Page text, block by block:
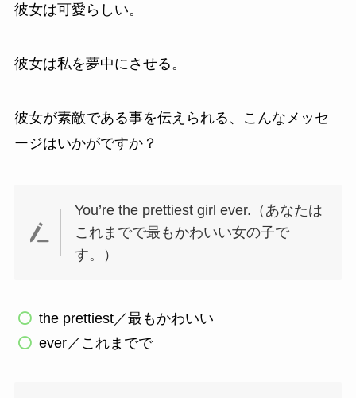
彼女は可愛らしい。
彼女は私を夢中にさせる。
彼女が素敵である事を伝えられる、こんなメッセ
ージはいかがですか？
You’re the prettiest girl ever.（あなたは
これまでで最もかわいい女の子で
す。）
the prettiest／最もかわいい
ever／これまでで